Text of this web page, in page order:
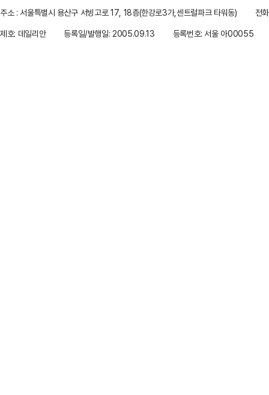
주소 : 서울특별시 용산구 서빙고로 17, 18층(한강로3가,센트럴파크 타워동)
전
제호: 데일리안
등록일/발행일: 2005.09.13 등록번호: 서울 아00055